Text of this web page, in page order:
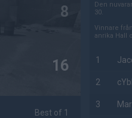
8
16
Best of 1
Den
30.
Vinnare
anrika Hall
1
2
3